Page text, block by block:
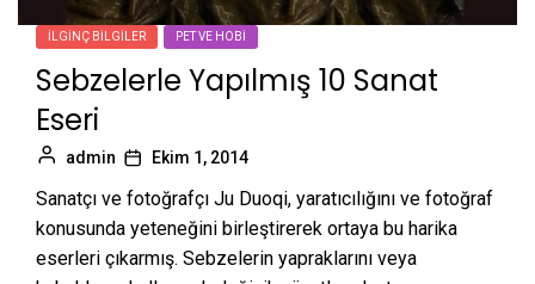
İLGINÇ BILGILER PET VE HOBI
Sebzelerle Yapılmış 10 Sanat
Eseri
admin Ekim 1, 2014
Sanatçı ve fotoğrafçı Ju Duoqi, yaratıcılığını ve fotoğraf
konusunda yeteneğini birleştirerek ortaya bu harika
eserleri çıkarmış. Sebzelerin yapraklarını veya